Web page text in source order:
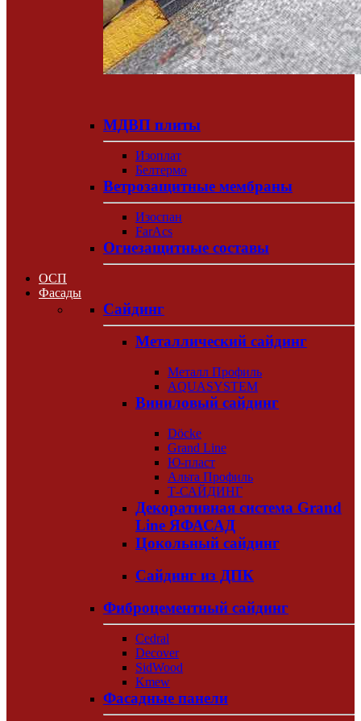
МДВП плиты
Изоплат
Белтермо
Ветрозащитные мембраны
Изоспан
FarAcs
Огнезащитные составы
ОСП
Фасады
Сайдинг
Металлический сайдинг
Металл Профиль
AQUASYSTEM
Виниловый сайдинг
Döcke
Grand Line
Ю-пласт
Альта Профиль
Т-САЙДИНГ
Декоративная система Grand
Line ЯФАСАД
Цокольный сайдинг
Сайдинг из ДПК
Фиброцементный сайдинг
Cedral
Decover
SidWood
Kmew
Фасадные панели